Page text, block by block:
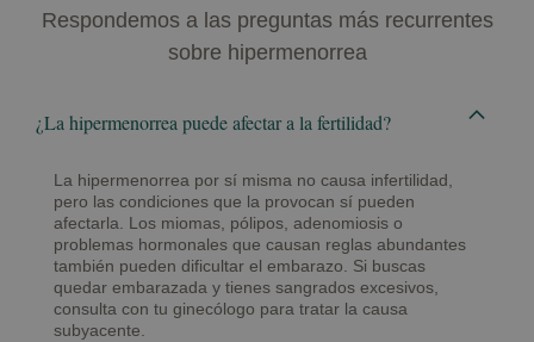
Respondemos a las preguntas más recurrentes
sobre hipermenorrea
¿La hipermenorrea puede afectar a la fertilidad?
La hipermenorrea por sí misma no causa infertilidad,
pero las condiciones que la provocan sí pueden
afectarla. Los miomas, pólipos, adenomiosis o
problemas hormonales que causan reglas abundantes
también pueden dificultar el embarazo. Si buscas
quedar embarazada y tienes sangrados excesivos,
consulta con tu ginecólogo para tratar la causa
subyacente.